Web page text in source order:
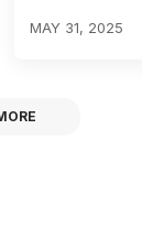
MAY 31, 2025